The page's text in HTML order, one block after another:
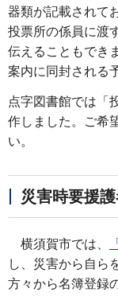
器類が記載されて
投票所の係員に渡
伝えることもでき
案内に同封される
点字図書館では「
作しました。ご希
い。
災害時要援
横須賀市では、
し、災害から自ら
方々から名簿登録